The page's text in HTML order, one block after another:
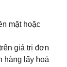
mặt hoặc
giá trị đơn
hàng lấy hoá